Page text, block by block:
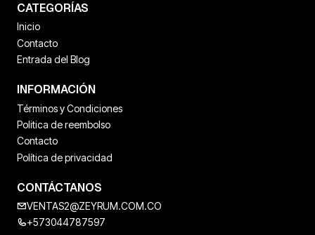
CATEGORÍAS
Inicio
Contacto
Entrada del Blog
INFORMACIÓN
Términos y Condiciones
Politica de reembolso
Contacto
Política de privacidad
CONTÁCTANOS
VENTAS2@ZEYRUM.COM.CO
+573044787597